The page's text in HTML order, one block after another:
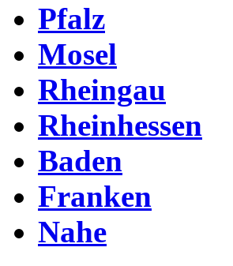
Pfalz
Mosel
Rheingau
Rheinhessen
Baden
Franken
Nahe